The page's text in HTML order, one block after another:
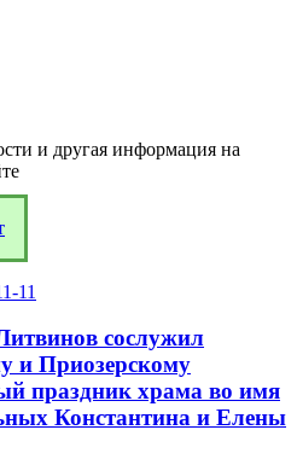
и другая информация на
11
сослужил
и Приозерскому
праздник храма во имя
Константина и Елены